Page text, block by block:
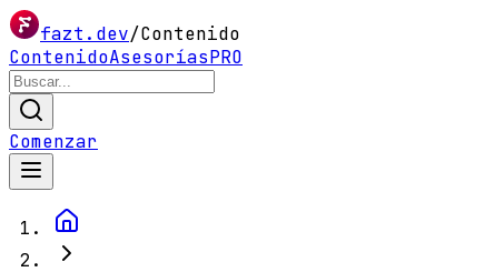
fazt.dev/Contenido
ContenidoAsesoríasPRO
Comenzar